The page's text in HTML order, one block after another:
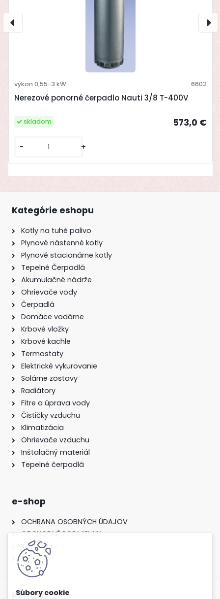
Nerezové ponorné čerpadlo Nauti 3/8 T-400V
výkon 0,55-3 kW 6602
573,0 €
- +
skladom
Kategórie eshopu
Kotly na tuhé palivo
Plynové nástenné kotly
Plynové stacionárne kotly
Tepelné Čerpadlá
Akumulačné nádrže
Ohrievače vody
Čerpadlá
Domáce vodárne
Krbové vložky
Krbové kachle
Termostaty
Elektrické vykurovanie
Solárne zostavy
Radiátory
Fitre a úprava vody
Čističky vzduchu
Klimatizácia
Ohrievače vzduchu
Inštalačný materiál
Tepelné čerpadlá
e-shop
OCHRANA OSOBNÝCH ÚDAJOV
OBCHODNÉ PODMIENKY
KONTAKTY
BLOG
Kontakt